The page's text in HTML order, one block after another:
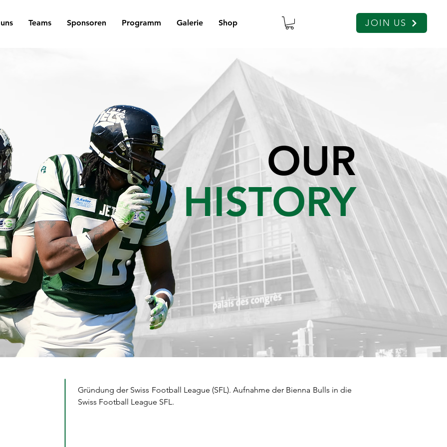
Teams Sponsoren Programm Galerie Shop JOIN US
OUR
HISTORY
Gründung der Swiss Football League (SFL). Aufnahme der Bienna Bulls in die
Swiss Football League SFL.